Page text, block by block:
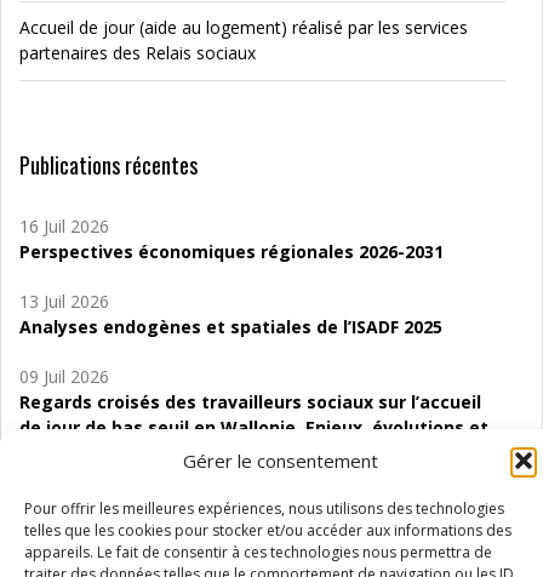
Gérer le consentement
Pour offrir les meilleures expériences, nous utilisons des technologies
telles que les cookies pour stocker et/ou accéder aux informations des
appareils. Le fait de consentir à ces technologies nous permettra de
Accueil de jour (aide au logement) réalisé par les services
partenaires des Relais sociaux
Publications récentes
16 Juil 2026
Perspectives économiques régionales 2026-2031
13 Juil 2026
Analyses endogènes et spatiales de l’ISADF 2025
09 Juil 2026
Regards croisés des travailleurs sociaux sur l’accueil
de jour de bas seuil en Wallonie. Enjeux, évolutions et
06 Juil 2026
Étude d’évaluabilité des Structures
d’accompagnement à l’autocréation d’emploi (SAACE)